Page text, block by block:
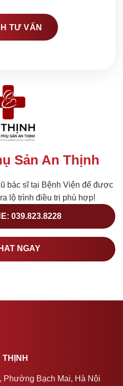
Sản An Thịnh
bác sĩ tại Bệnh Viện để được
lộ trình điều trị phù hợp!
039.823.8228
NGAY
Phường Bạch Mai, Hà Nội